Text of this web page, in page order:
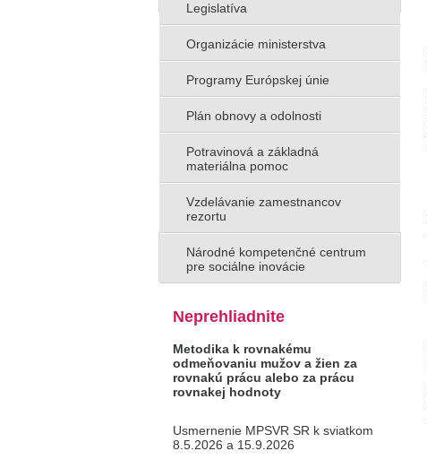
Legislatíva
Organizácie ministerstva
Programy Európskej únie
Plán obnovy a odolnosti
Potravinová a základná
materiálna pomoc
Vzdelávanie zamestnancov
rezortu
Národné kompetenčné centrum
pre sociálne inovácie
Neprehliadnite
Metodika k rovnakému
odmeňovaniu mužov a žien za
rovnakú prácu alebo za prácu
rovnakej hodnoty
Usmernenie MPSVR SR k sviatkom
8.5.2026 a 15.9.2026